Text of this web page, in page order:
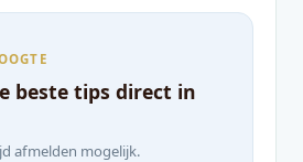
beste tips direct in
afmelden mogelijk.